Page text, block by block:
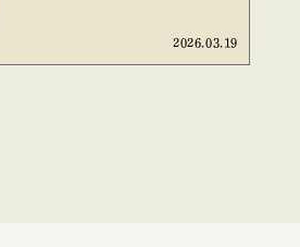
2026.03.19